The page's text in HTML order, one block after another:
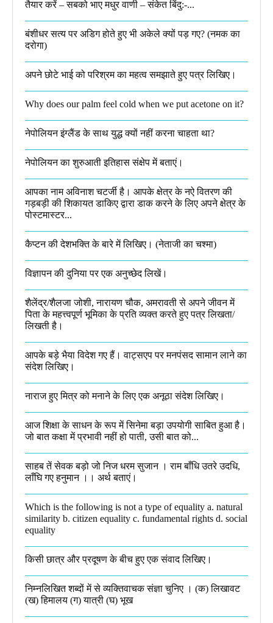
तैयार करें – सबको भाए मधुर वाणी – संकेत बिंदु:-...
बंशीधर सत्य पर अडिग होते हुए भी अकेले क्यों पड़ गए? (नमक का
दरोगा)
अपने छोटे भाई को परिश्रम का महत्व समझाते हुए पत्र लिखिए।
Why does our palm feel cold when we put acetone on it?
नेपोलियन इंग्लैंड के साथ युद्ध क्यों नहीं करना चाहता था​?
नेपोलियन का शुरुआती इतिहास संक्षेप में बताएं।
आपका नाम अविनाश चटर्जी है। आपके क्षेत्र के नऐ वितरण की
गड़बड़ी की शिकायत डाकिए द्वारा डाक करने के लिए अपने क्षेत्र के
पोस्टमास्टर...
कैप्टन की देशभक्ति के बारे में लिखिए।​ (नेताजी का चश्मा)
विज्ञापन की दुनिया पर एक अनुच्छेद लिखें।
शैलेंद्र/शैलजा जोशी, नारायण चौक, अमरावती से अपने जीवन में
पिता के महत्त्वपूर्ण भूमिका के प्रति व्यक्त करते हुए पत्र लिखता/
लिखती है।​
आपके बड़े भैया विदेश गए हैं। वाट्सएप पर मनपंसद सामान लाने का
संदेश लिखिए।
नाराज हुए मित्र को मनाने के लिए एक अनूठा संदेश लिखिए।
आज शिक्षा के साधन के रूप में सिनेमा बड़ा उपयोगी साबित हुआ है।
जो बात कक्षा में प्रभावी नहीं हो पाती, उसी बात को...
साहब तें सेवक बड़ो जो निज धरम सुजान । राम बाँधि उतरे उदधि,
लाँघि गए हनुमान ।।​ अर्थ बताएं।
Which is the following is not a type of equality a. natural
similarity b. citizen equality c. fundamental rights d. social
equality​
किसी छात्र और प्रदूषण के बीच हुए एक संवाद लिखिए।​
निम्नलिखित शब्दों में से व्यक्तिवाचक संज्ञा चुनिए । (क) लिखावट
(ख) हिमालय (ग) यात्री (घ) भूख​